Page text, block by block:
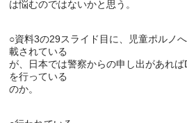
○資料3の29スライド目に、児童ポルノ
載されている
が、日本では警察からの申し出があれ
を行っている